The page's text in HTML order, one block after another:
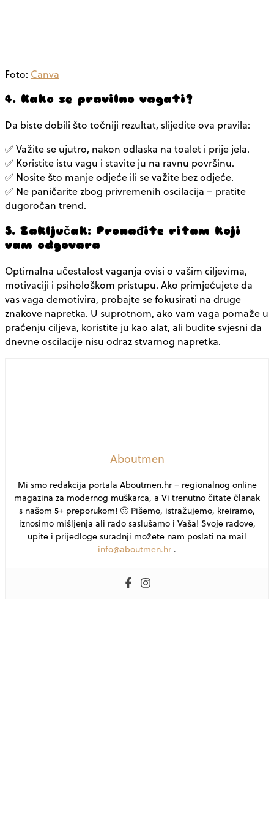
Foto: Canva
4. Kako se pravilno vagati?
Da biste dobili što točniji rezultat, slijedite ova pravila:
✅ Važite se ujutro, nakon odlaska na toalet i prije jela.
✅ Koristite istu vagu i stavite ju na ravnu površinu.
✅ Nosite što manje odjeće ili se važite bez odjeće.
✅ Ne paničarite zbog privremenih oscilacija – pratite
dugoročan trend.
5. Zaključak: Pronađite ritam koji
vam odgovara
Optimalna učestalost vaganja ovisi o vašim ciljevima,
motivaciji i psihološkom pristupu. Ako primjećujete da
vas vaga demotivira, probajte se fokusirati na druge
znakove napretka. U suprotnom, ako vam vaga pomaže u
praćenju ciljeva, koristite ju kao alat, ali budite svjesni da
dnevne oscilacije nisu odraz stvarnog napretka.
Aboutmen
Mi smo redakcija portala Aboutmen.hr – regionalnog online
magazina za modernog muškarca, a Vi trenutno čitate članak
s našom 5+ preporukom! 🙂 Pišemo, istražujemo, kreiramo,
iznosimo mišljenja ali rado saslušamo i Vaša! Svoje radove,
upite i prijedloge suradnji možete nam poslati na mail
info@aboutmen.hr .